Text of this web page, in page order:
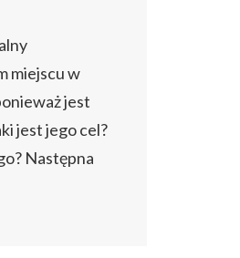
miejscu w
jest
jest jego cel?
Następna